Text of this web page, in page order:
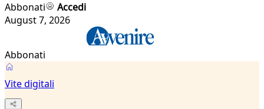
Abbonati
Accedi
August 7, 2026
Abbonati
Vite digitali